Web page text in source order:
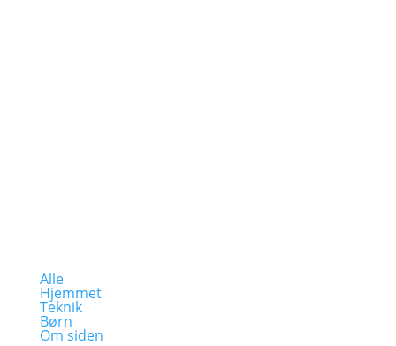
Alle
Hjemmet
Teknik
Børn
Om siden